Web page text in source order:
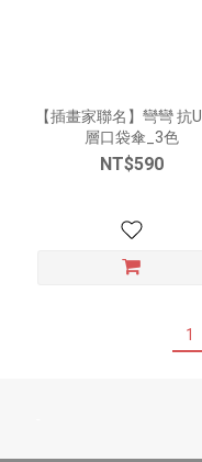
【插畫家聯名】彎彎 抗UV漸
層口袋傘_3色
NT$590
1